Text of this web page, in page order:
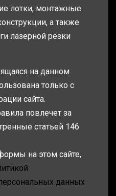
лотки, монтажные
а также
лазерной резки
на данном
только с
сайта.
повлечет за
статьей 146
на этом сайте,
данных